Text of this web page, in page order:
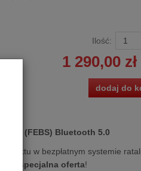
Ilość:
1 290,00 zł
dodaj do
(FEBS) Bluetooth 5.0
w bezpłatnym systemie
specjalna oferta!